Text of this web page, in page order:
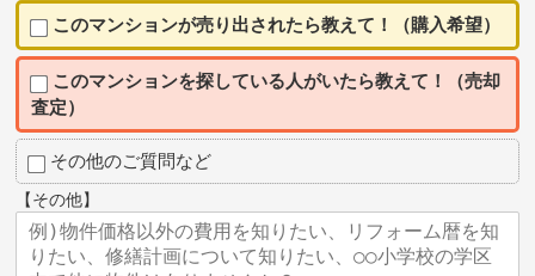
このマンションが売り出されたら教えて！（購入希望）
このマンションを探している人がいたら教えて！（売却
査定）
その他のご質問など
【その他】